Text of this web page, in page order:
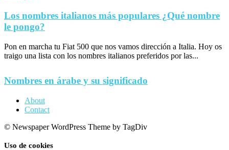
Los nombres italianos más populares ¿Qué nombre
le pongo?
Pon en marcha tu Fiat 500 que nos vamos dirección a Italia. Hoy os
traigo una lista con los nombres italianos preferidos por las...
Nombres en árabe y su significado
About
Contact
© Newspaper WordPress Theme by TagDiv
Uso de cookies